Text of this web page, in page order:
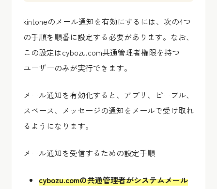
kintoneのメール通知を有効にするには、次の4つ
の手順を順番に設定する必要があります。なお、
この設定はcybozu.com共通管理者権限を持つ
ユーザーのみが実行できます。
メール通知を有効化すると、アプリ、ピープル、
スペース、メッセージの通知をメールで受け取れ
るようになります。
メール通知を受信するための設定手順
cybozu.comの共通管理者がシステムメール